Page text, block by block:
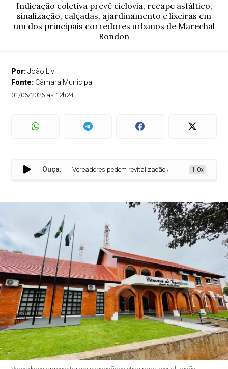
Indicação coletiva prevê ciclovia, recape asfáltico,
sinalização, calçadas, ajardinamento e lixeiras em
um dos principais corredores urbanos de Marechal
Rondon
Por:João Livi
Fonte: Câmara Municipal
01/06/2026 às 12h24
Ouça:Vereadores pedem revitalização ampla da Avenida Rio
1.0x